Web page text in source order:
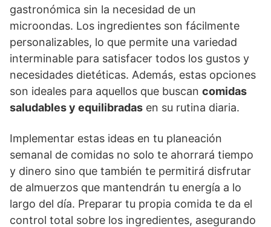
gastronómica sin la necesidad de un
microondas. Los ingredientes son fácilmente
personalizables, lo que permite una variedad
interminable para satisfacer todos los gustos y
necesidades dietéticas. Además, estas opciones
son ideales para aquellos que buscan comidas
saludables y equilibradas en su rutina diaria.
Implementar estas ideas en tu planeación
semanal de comidas no solo te ahorrará tiempo
y dinero sino que también te permitirá disfrutar
de almuerzos que mantendrán tu energía a lo
largo del día. Preparar tu propia comida te da el
control total sobre los ingredientes, asegurando